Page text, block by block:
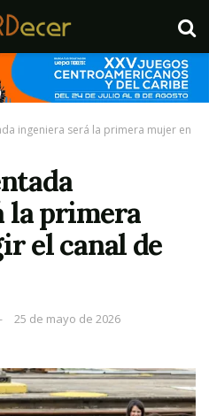
ingeniera será la primera mujer en
la primera
el canal de
25 de mayo de 2026